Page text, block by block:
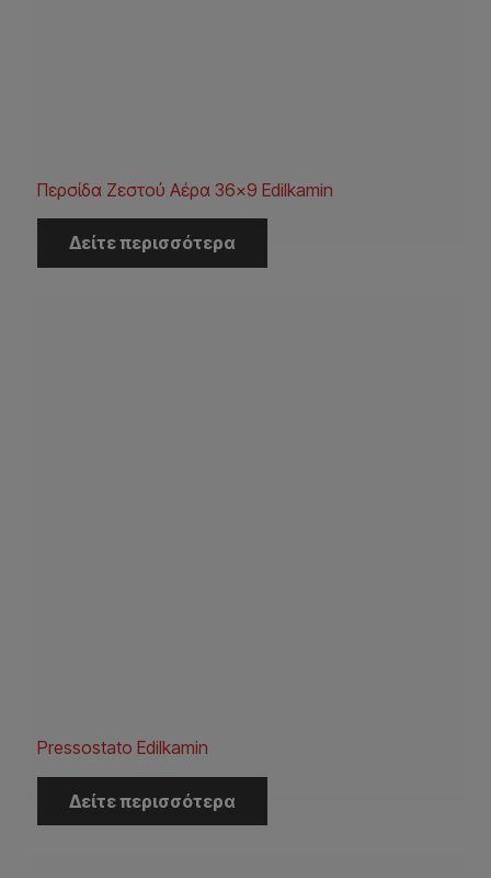
Περσίδα Ζεστού Αέρα 36×9 Εdilkamin
Δείτε περισσότερα
Pressostato Edilkamin
Δείτε περισσότερα